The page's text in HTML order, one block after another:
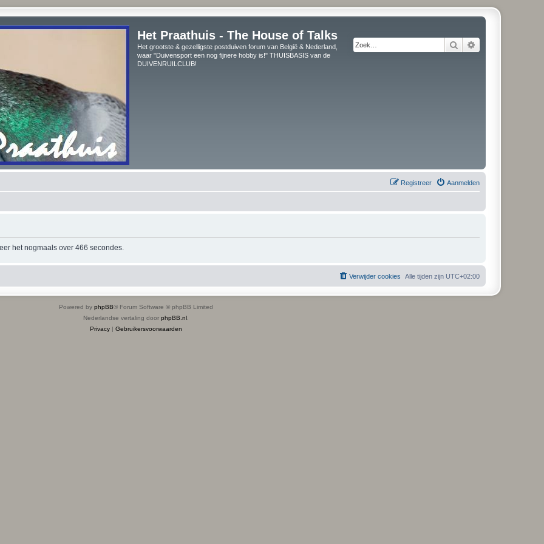
Het Praathuis - The House of Talks
Het grootste & gezelligste postduiven forum van België & Nederland,
waar "Duivensport een nog fijnere hobby is!" THUISBASIS van de
DUIVENRUILCLUB!
Zoek
Aanmelden
Registreer
het nogmaals over 466 secondes.
Alle tijden zijn UTC+02:00
Verwijder cookies
Powered by phpBB® Forum Software © phpBB Limited
Nederlandse vertaling door phpBB.nl
Privacy | Gebruikersvoorwaarden